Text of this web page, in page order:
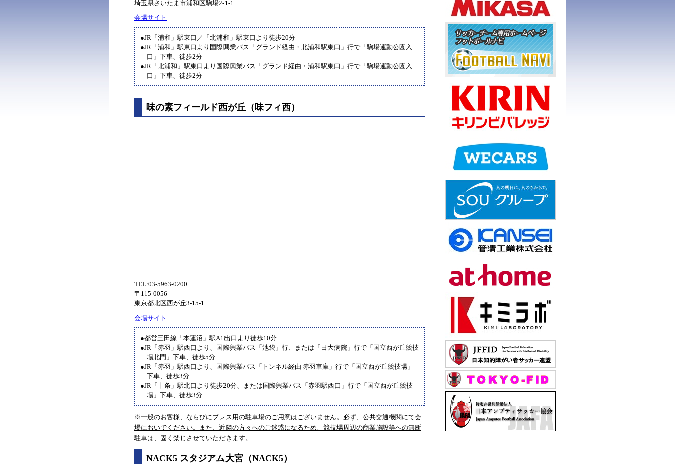
埼玉県さいたま市浦和区駒場2-1-1
会場サイト
●JR「浦和」駅東口／「北浦和」駅東口より徒歩20分
●JR「浦和」駅東口より国際興業バス「グランド経由・北浦和駅東口」行で「駒場運動公園入
口」下車、徒歩2分
●JR「北浦和」駅東口より国際興業バス「グランド経由・浦和駅東口」行で「駒場運動公園入
口」下車、徒歩2分
味の素フィールド西が丘（味フィ西）
TEL:03-5963-0200
〒115-0056
東京都北区西が丘3-15-1
会場サイト
●都営三田線「本蓮沼」駅A1出口より徒歩10分
●JR「赤羽」駅西口より、国際興業バス「池袋」行、または「日大病院」行で「国立西が丘競技
場北門」下車、徒歩5分
●JR「赤羽」駅西口より、国際興業バス「トンネル経由 赤羽車庫」行で「国立西が丘競技場」
下車、徒歩3分
●JR「十条」駅北口より徒歩20分、または国際興業バス「赤羽駅西口」行で「国立西が丘競技
場」下車、徒歩3分
※一般のお客様、ならびにプレス用の駐車場のご用意はございません。必ず、公共交通機関にて会
場においでください。また、近隣の方々へのご迷惑になるため、競技場周辺の商業施設等への無断
駐車は、固く禁じさせていただきます。
NACK5 スタジアム大宮（NACK5）